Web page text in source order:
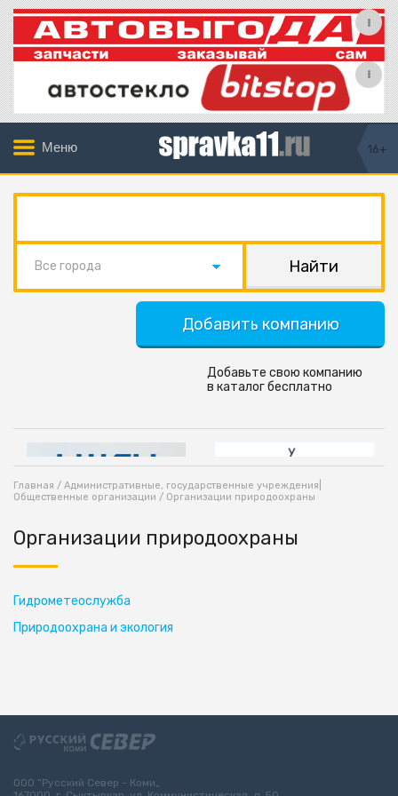
Меню 16+
Все города
Добавить компанию
Добавьте свою компанию
в каталог бесплатно
Главная / Административные, государственные учреждения|
Общественные организации / Организации природоохраны
Организации природоохраны
Гидрометеослужба
Природоохрана и экология
ООО “Русский Север - Коми„